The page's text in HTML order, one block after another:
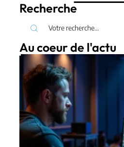
Recherche
Au coeur de l'actu